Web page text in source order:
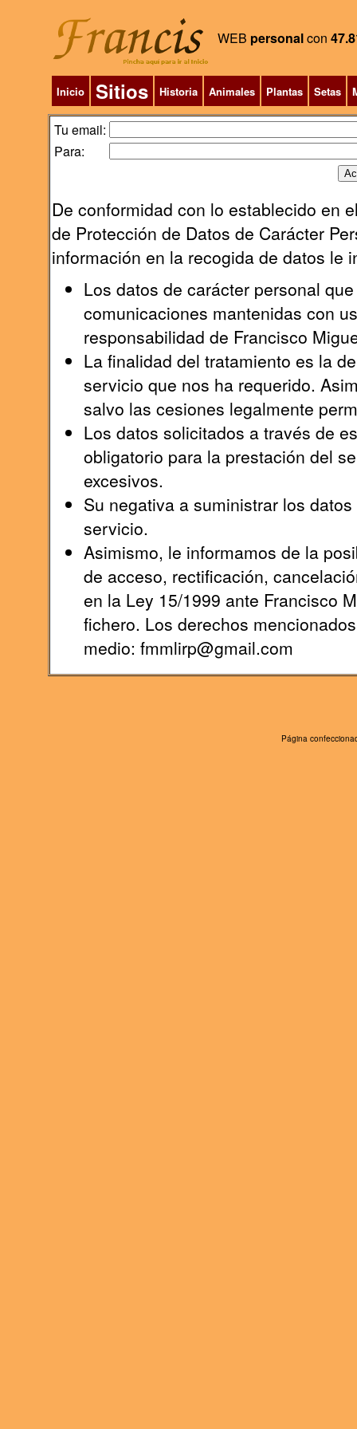
WEB personalcon
Inicio Sitios Historia Animales Plantas Setas
Tu email:
Para:
De conformidad con lo establecido en
de Protección de Datos de Carácter
información en la recogida de datos le
Los datos de carácter personal
comunicaciones mantenidas con
responsabilidad de Francisco
La finalidad del tratamiento es la
servicio que nos ha requerido.
salvo las cesiones legalmente
Los datos solicitados a través de
obligatorio para la prestación del
excesivos.
Su negativa a suministrar los
servicio.
Asimismo, le informamos de la
de acceso, rectificación,
en la Ley 15/1999 ante Francisco
fichero. Los derechos
medio: fmmlirp@gmail.com
Página